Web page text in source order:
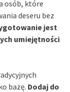
osób, które
deseru bez
jest
umiejętności
bazę. Dodaj do